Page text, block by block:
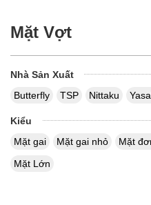
Mặt Vợt
Nhà Sản Xuất
Butterfly
TSP Nittaku
Kiểu
Mặt gai
Mặt gai nhỏ
Mặt
Mặt Lớn